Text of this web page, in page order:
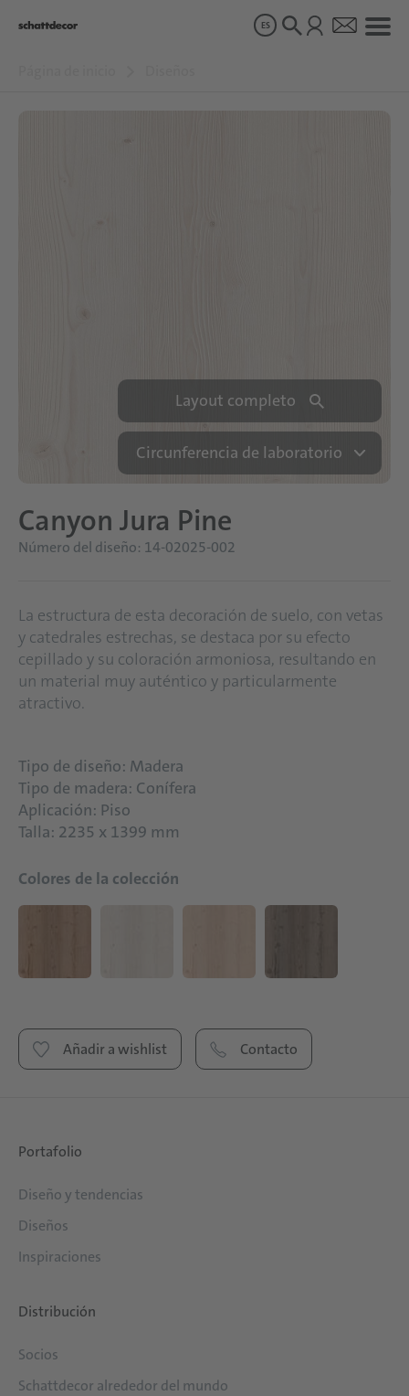
ES
Layout completo
Circunferencia de laboratorio
Canyon Jura Pine
Número del diseño: 14-02025-002
La estructura de esta decoración de suelo, con vetas
y catedrales estrechas, se destaca por su efecto
cepillado y su coloración armoniosa, resultando en
un material muy auténtico y particularmente
atractivo.
Tipo de diseño: Madera
Tipo de madera: Conífera
Aplicación: Piso
Talla: 2235 x 1399 mm
Colores de la colección
Añadir a wishlist Contacto
Portafolio
Diseño y tendencias
Diseños
Inspiraciones
Distribución
Socios
Schattdecor alrededor del mundo